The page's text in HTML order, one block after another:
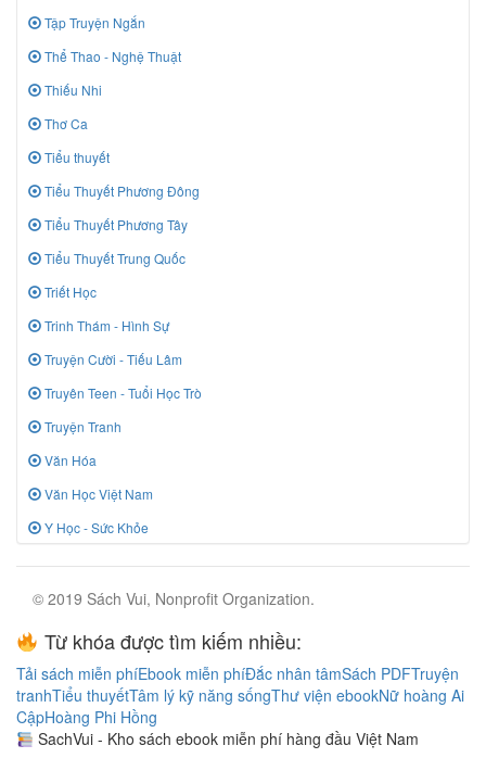
Tập Truyện Ngắn
Thể Thao - Nghệ Thuật
Thiếu Nhi
Thơ Ca
Tiểu thuyết
Tiểu Thuyết Phương Đông
Tiểu Thuyết Phương Tây
Tiểu Thuyết Trung Quốc
Triết Học
Trinh Thám - Hình Sự
Truyện Cười - Tiếu Lâm
Truyên Teen - Tuổi Học Trò
Truyện Tranh
Văn Hóa
Văn Học Việt Nam
Y Học - Sức Khỏe
© 2019 Sách Vui, Nonprofit Organization.
Từ khóa được tìm kiếm nhiều:
Tải sách miễn phíEbook miễn phíĐắc nhân tâmSách PDFTruyện
tranhTiểu thuyếtTâm lý kỹ năng sốngThư viện ebookNữ hoàng Ai
CậpHoàng Phi Hồng
SachVui - Kho sách ebook miễn phí hàng đầu Việt Nam